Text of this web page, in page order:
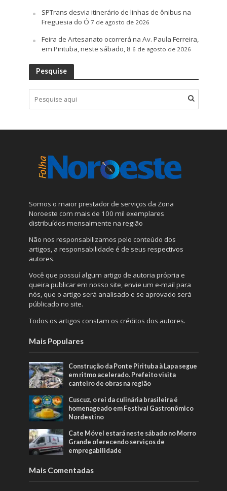
SPTrans desvia itinerário de linhas de ônibus na
Freguesia do Ó 7 de agosto de 2026
Feira de Artesanato ocorrerá na Av. Paula Ferreira,
em Pirituba, neste sábado, 8 6 de agosto de 2026
Pesquise
Somos o maior prestador de serviços da Zona
Noroeste com mais de 100 mil exemplares
distribuídos mensalmente na região
Não nos responsabilizamos pelo conteúdo dos
artigos, a responsabilidade é de seus respectivos
autores.
Você que possuí algum artigo de autoria própria e
queira publicar em nosso site, envie um e-mail para
nós, que o artigo será analisado e se aprovado será
públicado no site.
Todos os artigos constam os créditos dos autores.
Mais Populares
Construção da Ponte Pirituba à Lapa segue
em ritmo acelerado. Prefeito visita
canteiro de obras na região
Cuscuz, o rei da culinária brasileira é
homenageado em Festival Gastronômico
Nordestino
Cate Móvel estará neste sábado no Morro
Grande oferecendo serviços de
empregabilidade
Mais Comentadas